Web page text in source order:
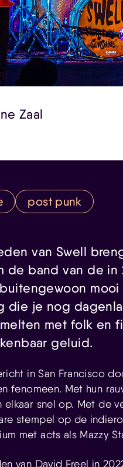
Zaal
post punk
van Swell
de band van de
die je nog
met folk en
geluid.
in San Francisco
fenomeen. Met hun
snel op. Met de
stempel op de
met acts als Mazzy
van David Freel in